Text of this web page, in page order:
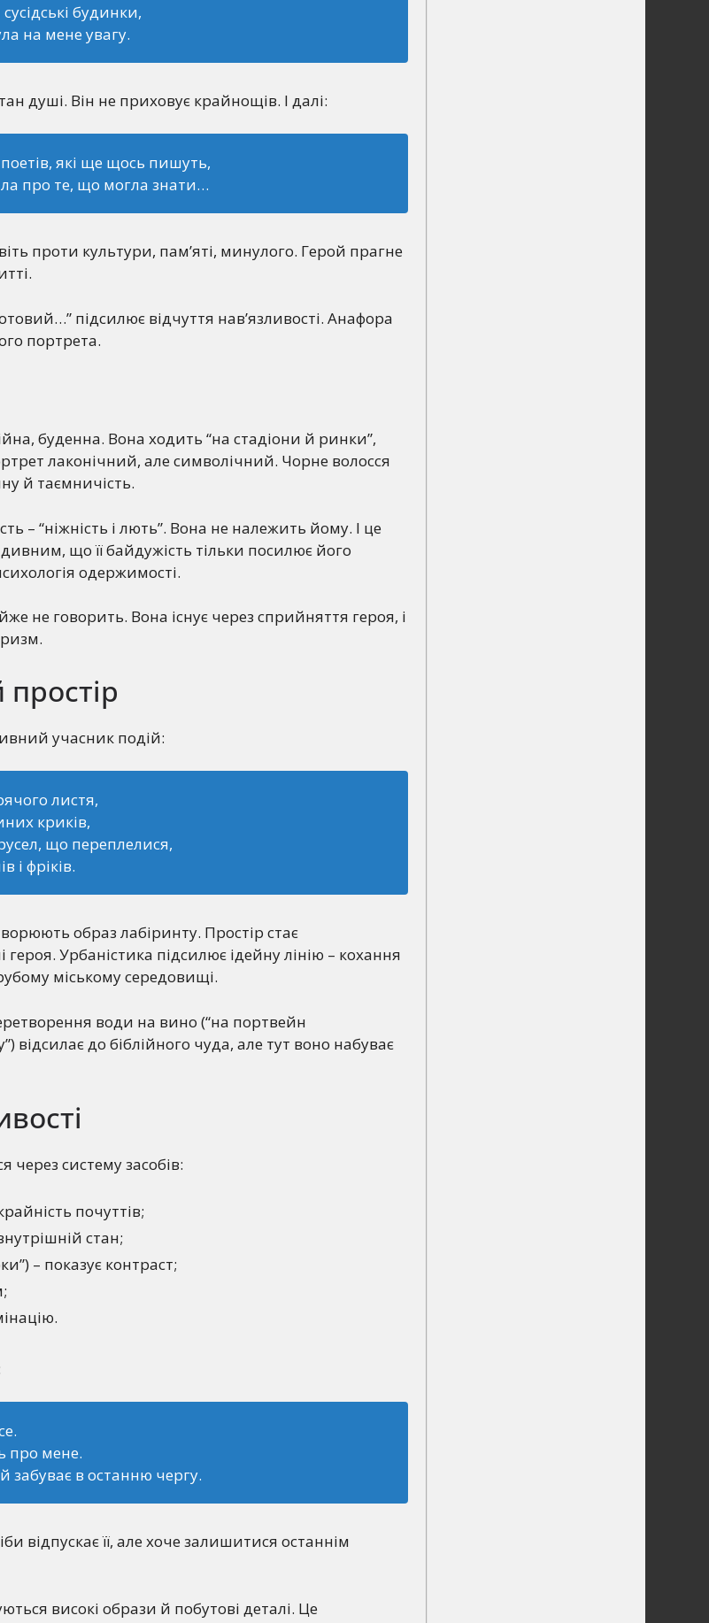
будинки,
на мене увагу.
душі. Він не приховує крайнощів. І далі:
поетів, які ще щось пишуть,
про те, що могла знати…
проти культури, пам’яті, минулого. Герой прагне
підсилює відчуття нав’язливості. Анафора
портрета.
буденна. Вона ходить “на стадіони й ринки”,
лаконічний, але символічний. Чорне волосся
й таємничість.
– “ніжність і лють”. Вона не належить йому. І це
що її байдужість тільки посилює його
одержимості.
не говорить. Вона існує через сприйняття героя, і
учасник подій:
листя,
криків,
що переплелися,
і фріків.
образ лабіринту. Простір стає
Урбаністика підсилює ідейну лінію – кохання
міському середовищі.
води на вино (“на портвейн
відсилає до біблійного чуда, але тут воно набуває
через систему засобів:
почуттів;
стан;
– показує контраст;
про мене.
в останню чергу.
відпускає її, але хоче залишитися останнім
високі образи й побутові деталі. Це